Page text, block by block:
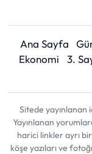
Ana Sayfa
Ekonomi
3.
Sitede yayınlanan
Yayınlanan
harici linkler ayrı
köşe yazıları ve